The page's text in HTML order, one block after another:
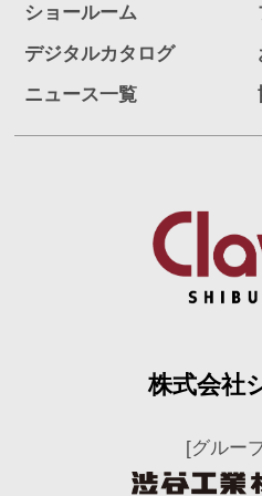
ショールーム
デジタルカタログ
ニュース一覧
株式会社
[グルー